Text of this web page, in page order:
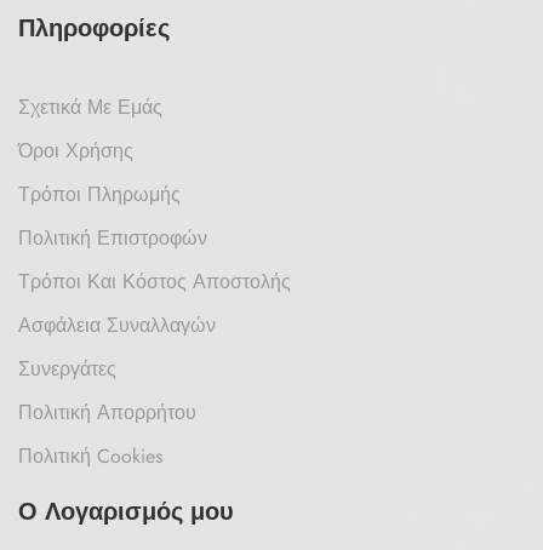
Πληροφορίες
Σχετικά Με Εμάς
Όροι Χρήσης
Τρόποι Πληρωμής
Πολιτική Επιστροφών
Τρόποι Και Κόστος Αποστολής
Ασφάλεια Συναλλαγών
Συνεργάτες
Πολιτική Απορρήτου
Πολιτική Cookies
Ο Λογαρισμός μου